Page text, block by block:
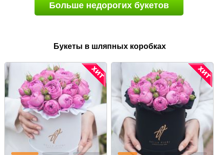
Больше недорогих букетов
Букеты в шляпных коробках